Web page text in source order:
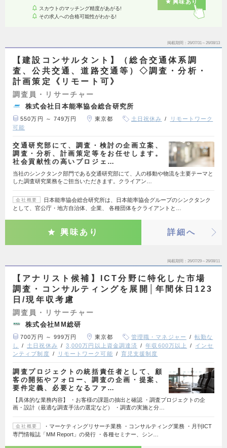
スカウトのマッチング精度があがる!
その求人への合格可能性がわかる!
興味あり
掲載期間 26/07/31～26/08/13
【建設コンサルタント】（総合交通体系調
査、公共交通、道路交通等）◇調査・分析・
計画策定《リモート可》
調査員・リサーチャー
株式会社日本能率協会総合研究所
550万円 ～ 749万円 東京都 土日祝休み
リモートワーク
可能
交通研究部にて、調査・検討の企画立案、
調査・分析、計画策定等をお任せします。
社会貢献性の高いプロジェ…
当社のシンクタンク部門である交通研究部にて、人の移動や物流を主要テーマと
した調査研究業務をご担当いただきます。クライアン…
会社概要
日本能率協会総合研究所は、日本能率協会グループのシンクタンク
として、官公庁・地方自治体、企業、 各種団体をクライアントと…
興味あり 詳細へ
掲載期間 26/07/29～26/08/11
【アナリスト候補】ICT分野に特化した市場
調査・コンサルティングを展開│年間休日123
日/現年収考慮
調査員・リサーチャー
株式会社MM総研
700万円 ～ 999万円 東京都 管理職・マネジャー
転勤な
し
土日祝休み 3,000万円以上資金調達済 年収600万以上
インセ
ンティブ制度
リモートワーク可能 育児支援制度
調査プロジェクトの統括責任者として、顧
客の開拓やフォロー、調査の企画・提案、
要件定義、必要となるファ…
【具体的な業務内容】 ・お客様の課題の抽出と確認 ・調査プロジェクトの企
画・設計（最適な調査手法の選定など） ・調査の実施と分…
会社概要
・マーケティングリサーチ業務 ・コンサルティング業務 ・月刊ICT
専門情報誌「MM Report」の発行 ・各種セミナー、シン…